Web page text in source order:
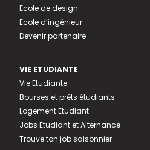
Ecole de design
Ecole d’ingénieur
Devenir partenaire
VIE ETUDIANTE
Vie Etudiante
Bourses et prêts étudiants
Logement Etudiant
Jobs Etudiant et Alternance
Trouve ton job saisonnier